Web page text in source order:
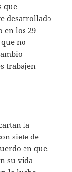
que
desarrollado
en los 29
no
trabajen
la
siete de
en que,
su vida